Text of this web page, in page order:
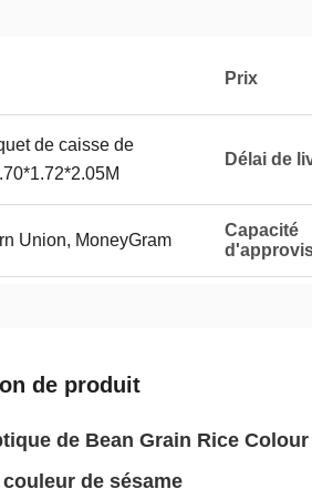
Prix
de caisse de
Délai de
Union, MoneyGram
Capacité
de produit
de Bean Grain Rice
de sésame